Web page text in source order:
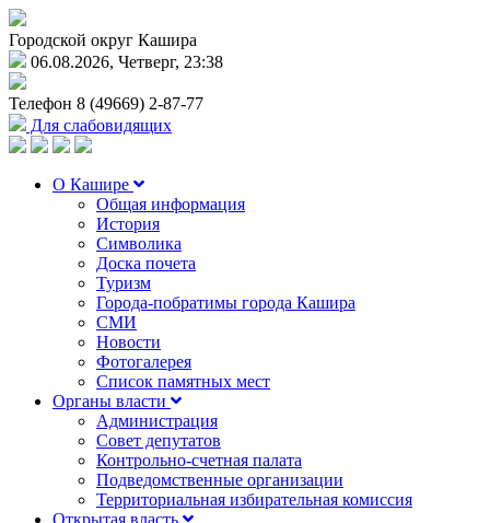
Городской округ Кашира
06.08.2026, Четверг, 23:38
Телефон 8 (49669) 2-87-77
Для слабовидящих
О Кашире
Общая информация
История
Символика
Доска почета
Туризм
Города-побратимы города Кашира
СМИ
Новости
Фотогалерея
Список памятных мест
Органы власти
Администрация
Совет депутатов
Контрольно-счетная палата
Подведомственные организации
Территориальная избирательная комиссия
Открытая власть